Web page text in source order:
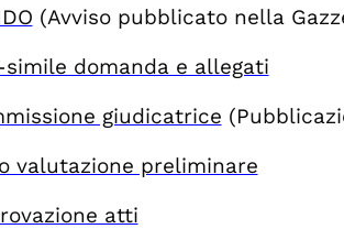
(Avviso pubblicato nella
simile domanda e allegati
giudicatrice
valutazione preliminare
atti